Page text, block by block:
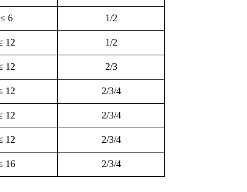
≤ 6 1/2
12 1/2
12 2/3
12 2/3/4
12 2/3/4
12 2/3/4
16 2/3/4